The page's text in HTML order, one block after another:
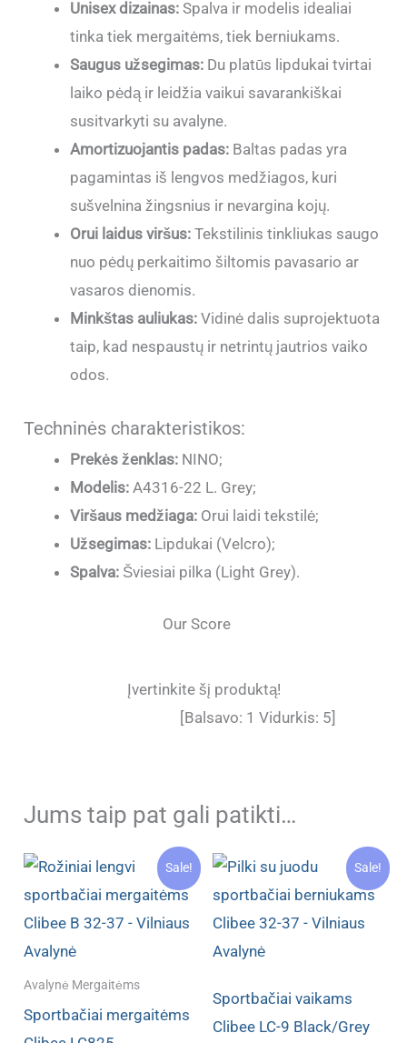
Unisex dizainas: Spalva ir modelis idealiai
tinka tiek mergaitėms, tiek berniukams.
Saugus užsegimas: Du platūs lipdukai tvirtai
laiko pėdą ir leidžia vaikui savarankiškai
susitvarkyti su avalyne.
Amortizuojantis padas: Baltas padas yra
pagamintas iš lengvos medžiagos, kuri
sušvelnina žingsnius ir nevargina kojų.
Orui laidus viršus: Tekstilinis tinkliukas saugo
nuo pėdų perkaitimo šiltomis pavasario ar
vasaros dienomis.
Minkštas auliukas: Vidinė dalis suprojektuota
taip, kad nespaustų ir netrintų jautrios vaiko
odos.
Techninės charakteristikos:
Prekės ženklas: NINO;
Modelis: A4316-22 L. Grey;
Viršaus medžiaga: Orui laidi tekstilė;
Užsegimas: Lipdukai (Velcro);
Spalva: Šviesiai pilka (Light Grey).
Our Score
Įvertinkite šį produktą!
[Balsavo: 1 Vidurkis: 5]
Jums taip pat gali patikti…
Sale!
Avalynė Mergaitėms
Sportbačiai mergaitėms
Sale!
Sportbačiai vaikams
Clibee LC-9 Black/Grey